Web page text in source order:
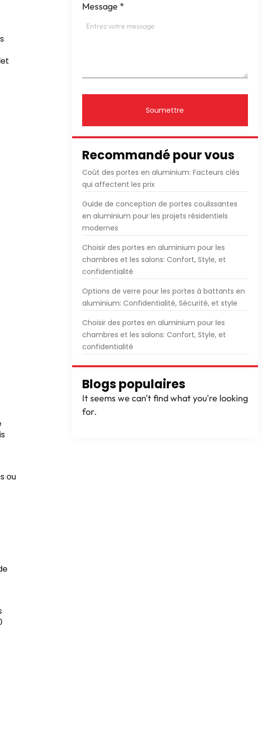
ou
Message *
Soumettre
Recommandé pour vous
Coût des portes en aluminium: Facteurs clés
qui affectent les prix
Guide de conception de portes coulissantes
en aluminium pour les projets résidentiels
modernes
Choisir des portes en aluminium pour les
chambres et les salons: Confort, Style, et
confidentialité
Options de verre pour les portes à battants en
aluminium: Confidentialité, Sécurité, et style
Choisir des portes en aluminium pour les
chambres et les salons: Confort, Style, et
confidentialité
Blogs populaires
It seems we can't find what you're looking
for.